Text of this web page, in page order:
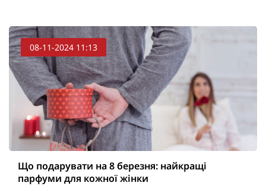
08-11-2024 11:13
Що подарувати на 8 березня: найкращі
парфуми для кожної жінки